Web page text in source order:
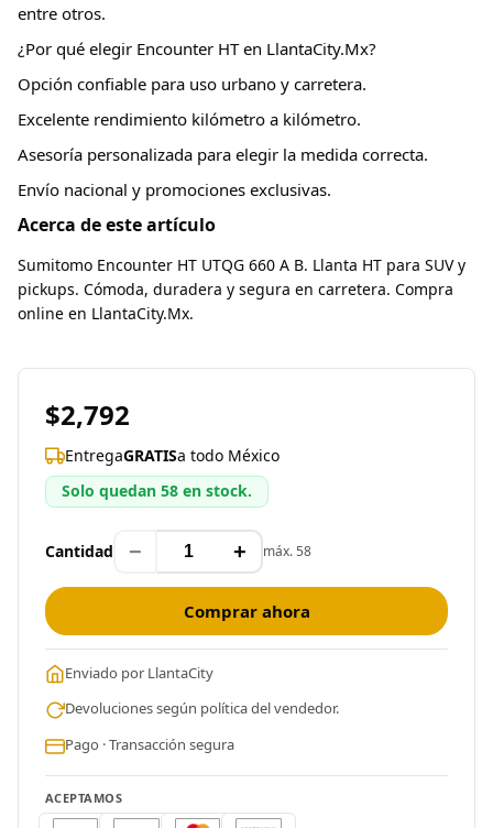
entre otros.
¿Por qué elegir Encounter HT en LlantaCity.Mx?
Opción confiable para uso urbano y carretera.
Excelente rendimiento kilómetro a kilómetro.
Asesoría personalizada para elegir la medida correcta.
Envío nacional y promociones exclusivas.
Acerca de este artículo
Sumitomo Encounter HT UTQG 660 A B. Llanta HT para SUV y
pickups. Cómoda, duradera y segura en carretera. Compra
online en LlantaCity.Mx.
$2,792
EntregaGRATISa todo México
Solo quedan 58 en stock.
Cantidad − + máx. 58
Comprar ahora
Enviado por LlantaCity
Devoluciones según política del vendedor.
Pago · Transacción segura
ACEPTAMOS